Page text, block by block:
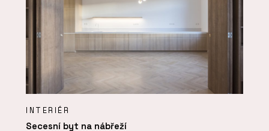
INTERIÉR
Secesní byt na nábřeží